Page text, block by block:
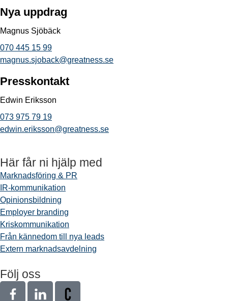
Nya uppdrag
Magnus Sjöbäck
070 445 15 99
magnus.sjoback@greatness.se
Presskontakt
Edwin Eriksson
073 975 79 19
edwin.eriksson@greatness.se
Här får ni hjälp med
Marknadsföring & PR
IR-kommunikation
Opinionsbildning
Employer branding
Kriskommunikation
Från kännedom till nya leads
Extern marknadsavdelning
Följ oss